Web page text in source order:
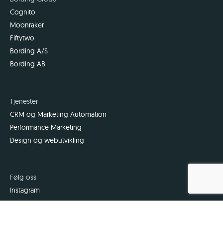
Cognito
Moonraker
Fiftytwo
Bording A/S
Bording AB
Tjenester
CRM og Marketing Automation
Performance Marketing
Design og webutvikling
Følg oss
Instagram
Facebook